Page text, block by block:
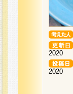
2020
2020